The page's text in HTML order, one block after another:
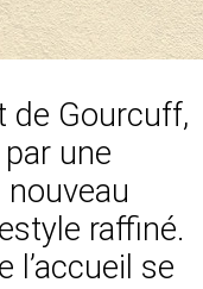
de Gourcuff,
une
raffiné.
l’accueil se